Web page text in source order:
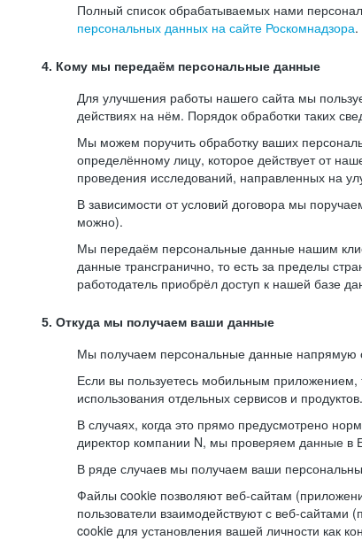
Полный список обрабатываемых нами
персональных данных на сайте Роскомнадзора.
4. Кому мы передаём персональные данные
Для улучшения работы нашего сайта мы
действиях на нём. Порядок обработки таких
Мы можем поручить обработку ваших
определённому лицу, которое действует от
проведения исследований, направленных на
В зависимости от условий договора мы
можно).
Мы передаём персональные данные нашим
данные трансгранично, то есть за пределы
работодатель приобрёл доступ к нашей базе
5. Откуда мы получаем ваши данные
Мы получаем персональные данные напрямую
Если вы пользуетесь мобильным
использования отдельных сервисов и
В случаях, когда это прямо предусмотрено
директор компании N, мы проверяем данные
В ряде случаев мы получаем ваши
Файлы cookie позволяют веб-сайтам
пользователи взаимодействуют с веб-
cookie для установления вашей личности как